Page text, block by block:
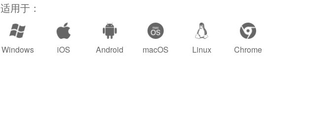
适用于：
Windows iOS Android macOS Linux Chrome